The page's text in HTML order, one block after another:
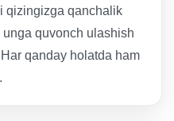
qizingizga qanchalik
quvonch ulashish
qanday holatda ham